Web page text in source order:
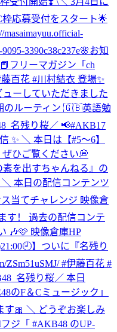
応募受付をスタート🌟
3390c38c237e🌸お知
フリーマガジン「ch
百花 #川村結衣 登場✨
ューしていただきました
のルーティン 🇬🇧英語勉
名残り桜／ 📢#AKB17
✨ ＼ 本日は【#5〜6】
ひご覧ください💭
素を出すちゃんねる』の
＼ 本日の配信コンテンツ
当てチャレンジ 映像倉
す！ 過去の配信コンテ
🎶🩷 映像倉庫HP
】ついに『名残り
ZSm51uSMJ/ #伊藤百花 #
名残り桜／ 本日
のF＆Cミュージック」
す🎀 ＼ どうぞお楽しみ
ジ「 #AKB48 のUP-